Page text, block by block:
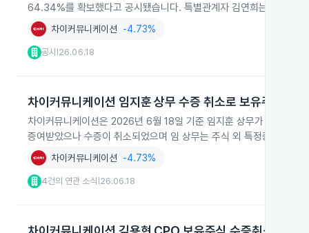
64.34%를 확보했다고 공시됐습니다. 특별관계자 김연희는 272,000
차이커뮤니케이션 -4.73%
공시 26.06.18
차이커뮤니케이션 임지훈 상무 수증 취소로 보유주식 0주
차이커뮤니케이션은 2026년 6월 18일 기준 임지훈 상무가 보유하
증여받았으나 수증이 취소되었으며 임 상무는 주식 외 특정증권을 보
차이커뮤니케이션 -4.73%
4건의 연관 소식 26.06.18